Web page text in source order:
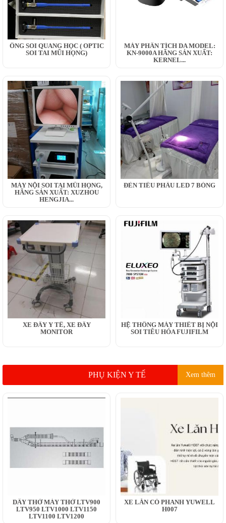
ỐNG SOI QUANG HỌC ( OPTIC
SOI TAI MŨI HỌNG)
MÁY PHÂN TÍCH DA MODEL:
KN-9000A HÃNG SẢN XUẤT:
KERNEL...
MÁY NỘI SOI TAI MŨI HỌNG,
HÃNG SẢN XUẤT: XUZHOU
HENGJIA...
ĐÈN TIỂU PHẪU LED 7 BÓNG
XE ĐẨY Y TẾ, XE ĐẨY
MONITOR
HỆ THỐNG MÁY THIẾT BỊ NỘI
SOI TIÊU HÓA FUJIFILM
PHỤ KIỆN Y TẾ Xem thêm
DÂY THỞ MÁY THỞ LTV900
LTV950 LTV1000 LTV1150
LTV1100 LTV1200
XE LĂN CÓ PHANH YUWELL
H007